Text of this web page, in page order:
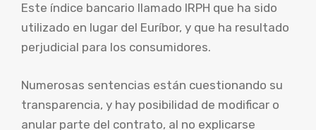
Este índice bancario llamado IRPH que ha sido
utilizado en lugar del Euríbor, y que ha resultado
perjudicial para los consumidores.
Numerosas sentencias están cuestionando su
transparencia, y hay posibilidad de modificar o
anular parte del contrato, al no explicarse